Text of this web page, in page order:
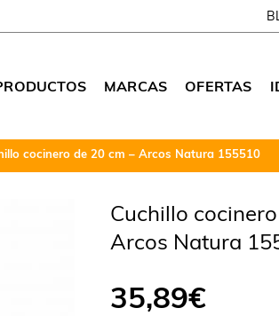
MARCAS OFERTAS
cocinero de 20 cm – Arcos Natura 155510
Cuchillo
Arcos Natura
35,89€